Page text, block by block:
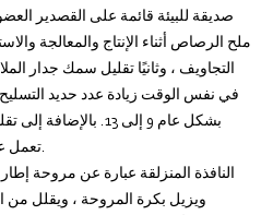
صديقة للبيئة قائمة على القصدير
ملح الرصاص أثناء الإنتاج والمعالجة
في نفس الوقت زيادة عدد حديد
بشكل عام 9 إلى 13.
تعمل على تحسين العزل وعزل الصوت.
النافذة المنزلقة عبارة عن مروحة
ويزيل بكرة المروحة ، ويقلل من